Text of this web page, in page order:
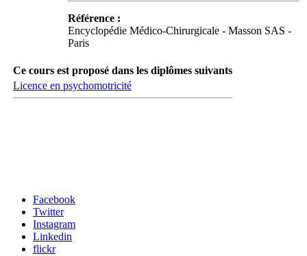
Référence :
Encyclopédie Médico-Chirurgicale - Masson SAS -
Paris
Ce cours est proposé dans les diplômes suivants
Licence en psychomotricité
Facebook
Twitter
Instagram
Linkedin
flickr